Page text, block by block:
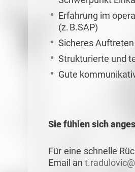
Erfahrung im
(z. B.SAP)
Sicheres
Strukturierte und
Gute
Sie fühlen sich
Für eine schnelle
Email an